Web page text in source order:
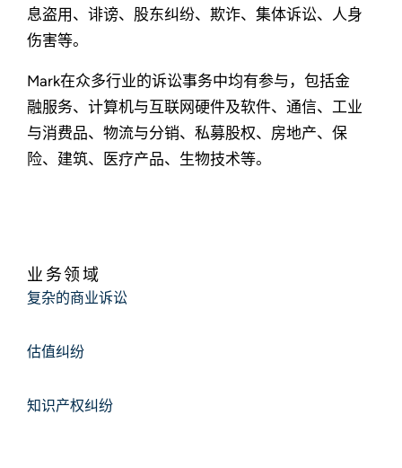
息盗用、诽谤、股东纠纷、欺诈、集体诉讼、人身
伤害等。
Mark在众多行业的诉讼事务中均有参与，包括金
融服务、计算机与互联网硬件及软件、通信、工业
与消费品、物流与分销、私募股权、房地产、保
险、建筑、医疗产品、生物技术等。
业务领域
复杂的商业诉讼
估值纠纷
知识产权纠纷